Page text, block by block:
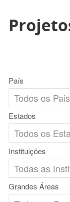
País
Estados
Instituições
Grandes Áreas